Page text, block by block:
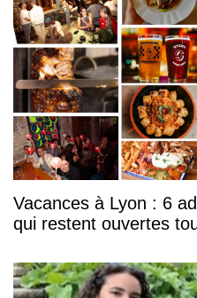
Vacances à Lyon : 6
qui restent ouvertes